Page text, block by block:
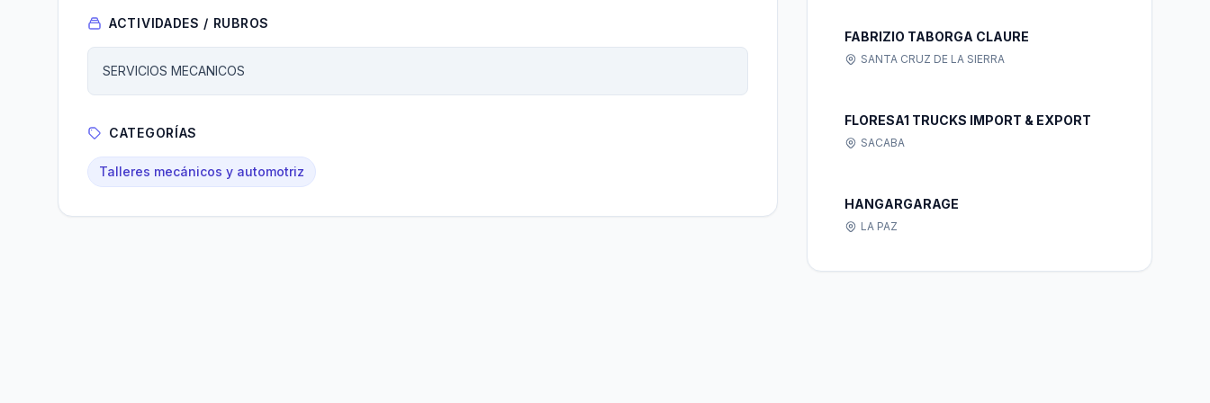
ACTIVIDADES / RUBROS
SERVICIOS MECANICOS
CATEGORÍAS
Talleres mecánicos y automotriz
FABRIZIO TABORGA CLAURE
SANTA CRUZ DE LA SIERRA
FLORESA1 TRUCKS IMPORT & EXPORT
SACABA
HANGARGARAGE
LA PAZ